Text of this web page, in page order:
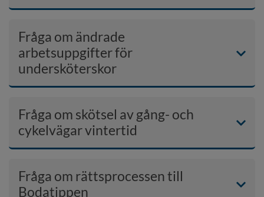
Fråga om ändrade
arbetsuppgifter för
undersköterskor
Fråga om skötsel av gång- och
cykelvägar vintertid
Fråga om rättsprocessen till
Bodatippen